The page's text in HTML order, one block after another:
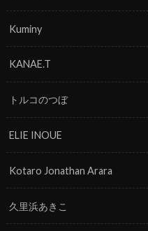
Kuminy
KANAE.T
トルコのつぼ
ELIE INOUE
Kotaro Jonathan Arara
久里浜あきこ